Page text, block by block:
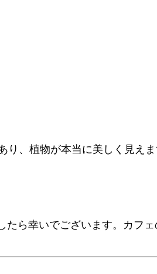
、植物が本当に美しく見え
ら幸いでございます。カフ